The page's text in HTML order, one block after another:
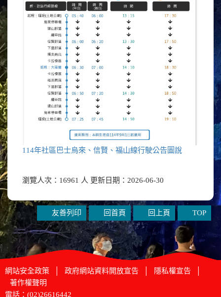
114年社區巴士烏來、信賢、福山線行駛公告圖說
瀏覽人次：16961 人 更新日期：2026-06-30
友善列印 回首頁 回上頁 TOP
網站安全政策 政府網站資料開放宣告 隱私權宣告
著作權聲明
電話：(02)26616442